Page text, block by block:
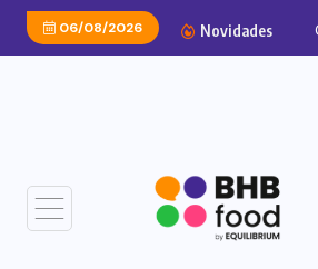
06/08/2026 Novidades